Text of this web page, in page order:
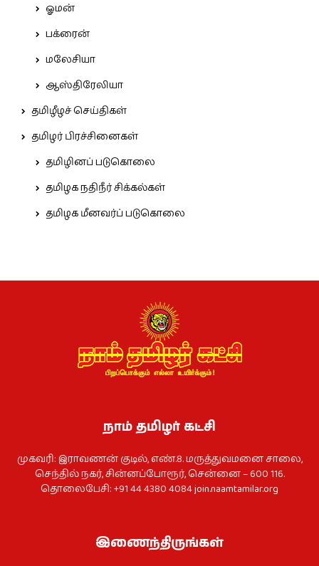
ஓமன்
பக்ரைன்
மலேசியா
ஆஸ்திரேலியா
தமிழீழச் செய்திகள்
தமிழர் பிரச்சினைகள்
தமிழினப் படுகொலை
தமிழக நதிநீர் சிக்கல்கள்
தமிழக மீனவர்ப் படுகொலை
நாம் தமிழர் கட்சி
முகவரி: இராவணன் குடில், எண்.8. மருத்துவமனை சாலை,
செந்தில் நகர், சின்னப்போரூர், சென்னை – 600 116.
தொலைபேசி: +91 44 4380 4084join.naamtamilar.org
இணைந்திருங்கள்